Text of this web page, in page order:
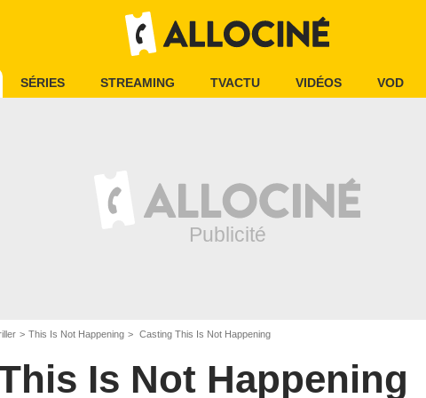
SÉRIES STREAMING TVACTU VIDÉOS VOD
This Is Not Happening Casting This Is Not Happening
Is Not Happening